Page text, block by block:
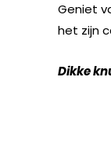
Geniet
het zijn
Dikke